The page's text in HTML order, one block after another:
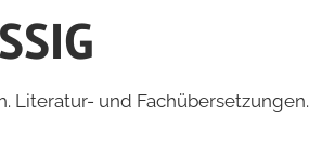
Literatur- und Fachübersetzungen.